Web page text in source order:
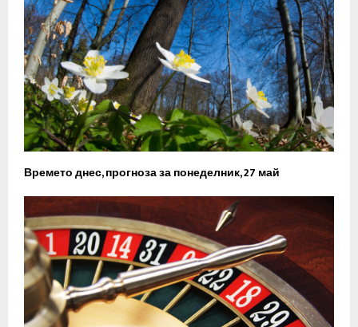
Времето днес, прогноза за понеделник, 27 май